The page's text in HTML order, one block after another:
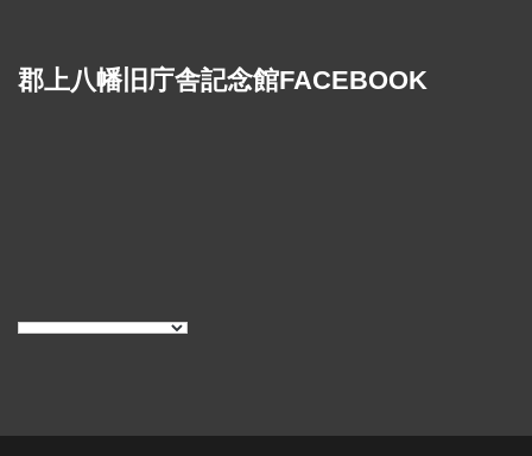
郡上八幡旧庁舎記念館FACEBOOK